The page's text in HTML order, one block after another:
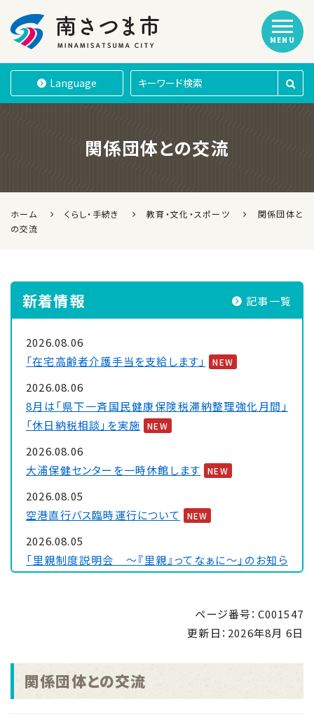
南さつま市
Language
MENU
関係団体との交流
ホーム くらし・手続き 教育・文化・スポーツ
関係団体と
の交流
新着情報 記事一覧
2026.08.06
「在宅高齢者介護手当を支給します」
NEW
2026.08.06
8月は「県下一斉国民健康保険税滞納整理強化月間」
「休日納税相談」を実施
NEW
2026.08.06
大浦保健センターを一時休館します
NEW
2026.08.05
空港直行バス臨時運行について
NEW
2026.08.05
「里親制度説明会 ～『里親』ってなぁに～」のお知ら
「手のひらで南さつまを」フォトコンキャンペーンを実
マイナンバーカード交付休日開庁日
2026.07.30
ページ番号：C001547
更新日： 2026年8月 6日
関係団体との交流